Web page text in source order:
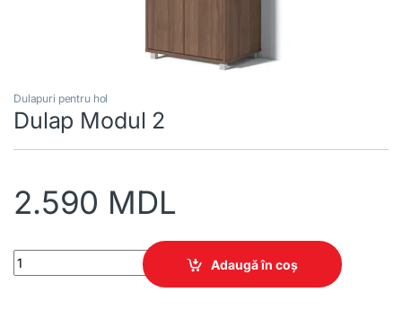
Dulapuri pentru hol
Dulap Modul 2
2.590 MDL
Dulap Modul 2 quantity
Adaugă în coș